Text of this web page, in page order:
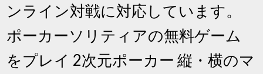
ンライン対戦に対応しています。
ポーカーソリティアの無料ゲーム
をプレイ 2次元ポーカー 縦・横のマ